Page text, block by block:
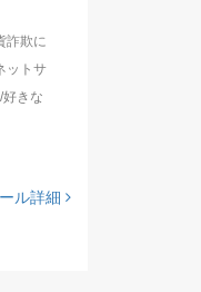
詐欺に
ットサ
きな
ル詳細